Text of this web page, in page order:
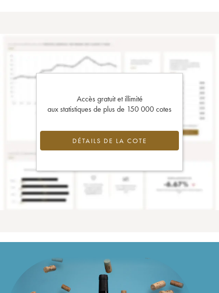
Accès gratuit et illimité
aux statistiques de plus de 150 000 cotes
DÉTAILS DE LA COTE